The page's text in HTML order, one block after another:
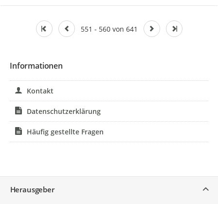
551 - 560 von 641
Informationen
Kontakt
Datenschutzerklärung
Häufig gestellte Fragen
Herausgeber